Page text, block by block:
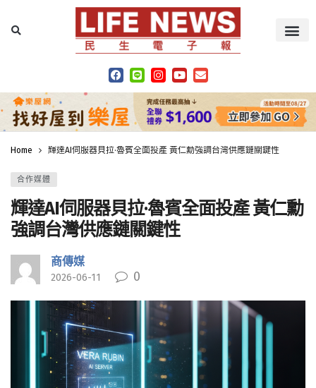
Home 輝達AI伺服器貝拉·魯賓全面投產 黃仁勳強調台灣供應鏈關鍵性
合作媒體
輝達AI伺服器貝拉·魯賓全面投產 黃仁勳
強調台灣供應鏈關鍵性
商傳媒
2026-06-11 0